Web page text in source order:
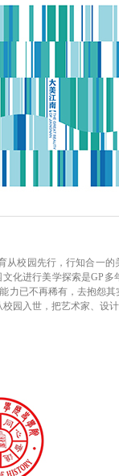
从校园先行，行知合一
化进行美学探索是GP
力已不再稀有，去抱怨
园入世，把艺术家、设